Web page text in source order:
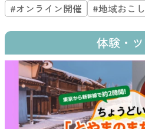
#オンライン開催 #地域おこ
体験・